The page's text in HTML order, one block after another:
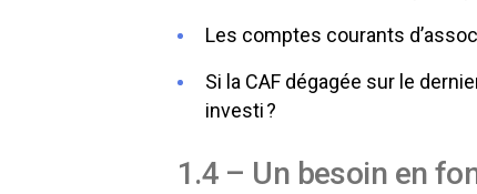
Les comptes courants
Si la CAF dégagée sur le
investi ?
1.4 – Un besoin en